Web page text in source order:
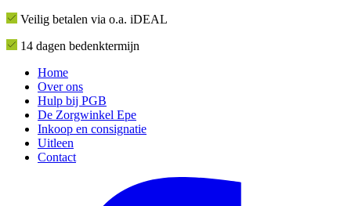
Veilig betalen via o.a. iDEAL
14 dagen bedenktermijn
Home
Over ons
Hulp bij PGB
De Zorgwinkel Epe
Inkoop en consignatie
Uitleen
Contact